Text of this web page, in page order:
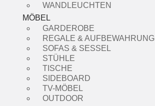
WANDLEUCHTEN
MÖBEL
GARDEROBE
REGALE & AUFBEWAHRUNG
SOFAS & SESSEL
STÜHLE
TISCHE
SIDEBOARD
TV-MÖBEL
OUTDOOR